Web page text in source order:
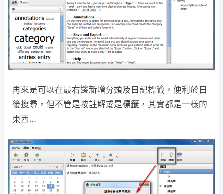
再來是可以在最右邊新增分類及日記標籤，便利於日
後搜尋，但不管是按註解或是標籤，其實都是一樣的
東西…